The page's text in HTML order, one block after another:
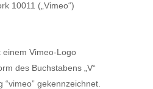
10011 („Vimeo“)
einem Vimeo-Logo
des Buchstabens „V“
gekennzeichnet.